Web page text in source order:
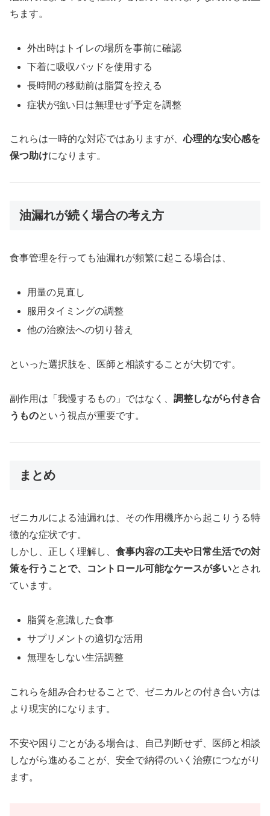
ちます。
外出時はトイレの場所を事前に確認
下着に吸収パッドを使用する
長時間の移動前は脂質を控える
症状が強い日は無理せず予定を調整
これらは一時的な対応ではありますが、心理的な安心感を
保つ助けになります。
油漏れが続く場合の考え方
食事管理を行っても油漏れが頻繁に起こる場合は、
用量の見直し
服用タイミングの調整
他の治療法への切り替え
といった選択肢を、医師と相談することが大切です。
副作用は「我慢するもの」ではなく、 調整しながら付き合
うものという視点が重要です。
まとめ
ゼニカルによる油漏れは、その作用機序から起こりうる特
徴的な症状です。
しかし、正しく理解し、 食事内容の工夫や日常生活での対
策を行うことで、コントロール可能なケースが多いとされ
ています。
脂質を意識した食事
サプリメントの適切な活用
無理をしない生活調整
これらを組み合わせることで、ゼニカルとの付き合い方は
より現実的になります。
不安や困りごとがある場合は、自己判断せず、医師と相談
しながら進めることが、安全で納得のいく治療につながり
ます。